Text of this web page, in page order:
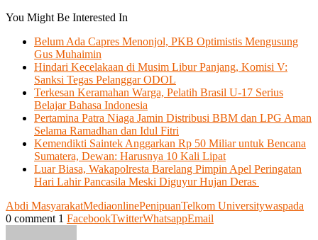
You Might Be Interested In
Belum Ada Capres Menonjol, PKB Optimistis Mengusung
Gus Muhaimin
Hindari Kecelakaan di Musim Libur Panjang, Komisi V:
Sanksi Tegas Pelanggar ODOL
Terkesan Keramahan Warga, Pelatih Brasil U-17 Serius
Belajar Bahasa Indonesia
Pertamina Patra Niaga Jamin Distribusi BBM dan LPG Aman
Selama Ramadhan dan Idul Fitri
Kemendikti Saintek Anggarkan Rp 50 Miliar untuk Bencana
Sumatera, Dewan: Harusnya 10 Kali Lipat
Luar Biasa, Wakapolresta Barelang Pimpin Apel Peringatan
Hari Lahir Pancasila Meski Diguyur Hujan Deras
Abdi MasyarakatMediaonlinePenipuanTelkom Universitywaspada
0 comment 1 FacebookTwitterWhatsappEmail